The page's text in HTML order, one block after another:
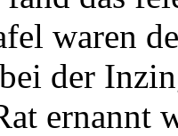
waren
der
ernannt